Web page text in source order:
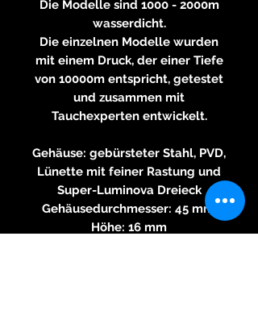
Die Modelle sind 1000 - 2000m
wasserdicht.
Die einzelnen Modelle wurden
mit einem Druck, der einer Tiefe
von 10000m entspricht, getestet
und zusammen mit
Tauchexperten entwickelt.
Gehäuse: gebürsteter Stahl, PVD,
Lünette mit feiner Rastung und
Super-Luminova Dreieck
Gehäusedurchmesser: 45 mm,
Höhe: 16 mm